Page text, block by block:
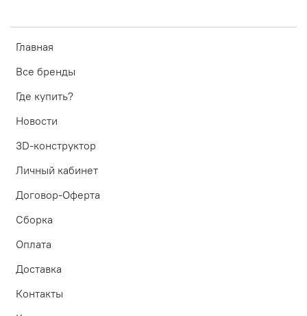
Главная
Все бренды
Где купить?
Новости
3D-конструктор
Личный кабинет
Договор-Оферта
Сборка
Оплата
Доставка
Контакты